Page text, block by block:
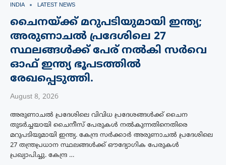
INDIA LATEST NEWS
ചൈനയ്ക്ക് മറുപടിയുമായി ഇന്ത്യ;
അരുണാചൽ പ്രദേശിലെ 27
സ്ഥലങ്ങൾക്ക് പേര് നൽകി സർവെ
ഓഫ് ഇന്ത്യ ഭൂപടത്തിൽ
രേഖപ്പെടുത്തി.
August 8, 2026
അരുണാചൽ പ്രദേശിലെ വിവിധ പ്രദേശങ്ങൾക്ക് ചൈന
തുടർച്ചയായി ചൈനീസ് പേരുകൾ നൽകുന്നതിനെതിരെ
മറുപടിയുമായി ഇന്ത്യ. കേന്ദ്ര സർക്കാർ അരുണാചൽ പ്രദേശിലെ
27 തന്ത്രപ്രധാന സ്ഥലങ്ങൾക്ക് ഔദ്യോഗിക പേരുകൾ
പ്രഖ്യാപിച്ചു. കേന്ദ്ര …